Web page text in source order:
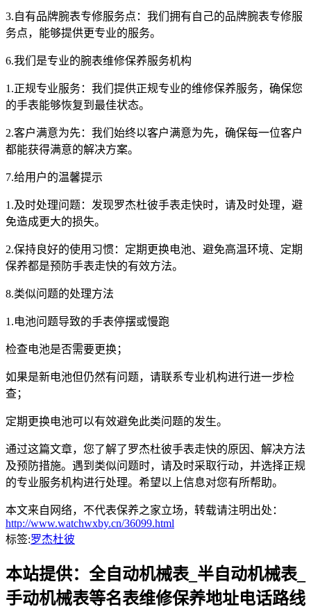
3.自有品牌腕表专修服务点：我们拥有自己的品牌腕表专修服
务点，能够提供更专业的服务。
6.我们是专业的腕表维修保养服务机构
1.正规专业服务：我们提供正规专业的维修保养服务，确保您
的手表能够恢复到最佳状态。
2.客户满意为先：我们始终以客户满意为先，确保每一位客户
都能获得满意的解决方案。
7.给用户的温馨提示
1.及时处理问题：发现罗杰杜彼手表走快时，请及时处理，避
免造成更大的损失。
2.保持良好的使用习惯：定期更换电池、避免高温环境、定期
保养都是预防手表走快的有效方法。
8.类似问题的处理方法
1.电池问题导致的手表停摆或慢跑
检查电池是否需要更换；
如果是新电池但仍然有问题，请联系专业机构进行进一步检
查；
定期更换电池可以有效避免此类问题的发生。
通过这篇文章，您了解了罗杰杜彼手表走快的原因、解决方法
及预防措施。遇到类似问题时，请及时采取行动，并选择正规
的专业服务机构进行处理。希望以上信息对您有所帮助。
本文来自网络，不代表保养之家立场，转载请注明出处：
http://www.watchwxby.cn/36099.html
标签:罗杰杜彼
本站提供：全自动机械表_半自动机械表_
手动机械表等名表维修保养地址电话路线